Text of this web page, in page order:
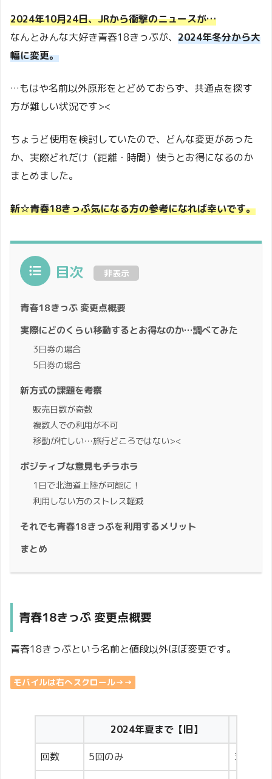
2024年10月24日、JRから衝撃のニュースが…
なんとみんな大好き青春18きっぷが、 2024年冬分から大
幅に変更。
…もはや名前以外原形をとどめておらず、共通点を探す
方が難しい状況です><
ちょうど使用を検討していたので、どんな変更があった
か、実際どれだけ（距離・時間）使うとお得になるのか
まとめました。
新☆青春18きっぷ気になる方の参考になれば幸いです。
目次 非表示
青春18きっぷ 変更点概要
実際にどのくらい移動するとお得なのか…調べてみた
3日券の場合
5日券の場合
新方式の課題を考察
販売日数が奇数
複数人での利用が不可
移動が忙しい…旅行どころではない><
ポジティブな意見もチラホラ
1日で北海道上陸が可能に！
利用しない方のストレス軽減
それでも青春18きっぷを利用するメリット
まとめ
青春18きっぷ 変更点概要
青春18きっぷという名前と値段以外ほぼ変更です。
モバイルは右へスクロール→→
2024年夏まで【旧】
回数 5回のみ 3回、5